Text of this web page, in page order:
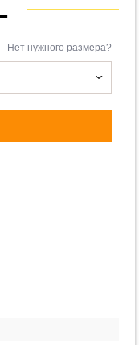
Нет нужного размера?